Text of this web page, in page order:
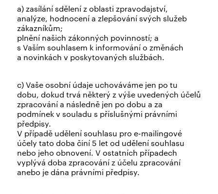
a) zasílání sdělení z oblasti zpravodajství,
analýze, hodnocení a zlepšování svých služeb
zákazníkům;
plnění našich zákonných povinností; a
s Vaším souhlasem k informování o změnách
a novinkách v poskytovaných službách.
c) Vaše osobní údaje uchováváme jen po tu
dobu, dokud trvá některý z výše uvedených účelů
zpracování a následně jen po dobu a za
podmínek v souladu s příslušnými právními
předpisy.
V případě udělení souhlasu pro e-mailingové
účely tato doba činí 5 let od udělení souhlasu
nebo jeho obnovení. V ostatních případech
vyplývá doba zpracování z účelu zpracování
anebo je dána právními předpisy.